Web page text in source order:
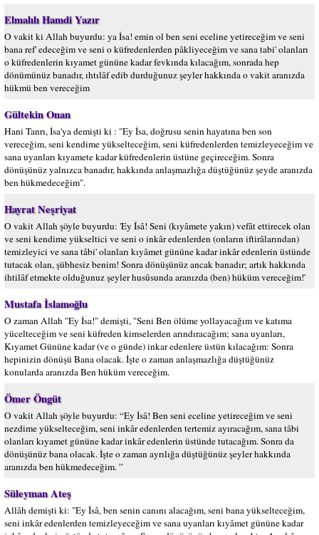
Elmalılı Hamdi Yazır
O vakit ki Allah buyurdu: ya İsa! emin ol ben seni eceline yetireceğim ve seni
bana ref' edeceğim ve seni o küfredenlerden pâkliyeceğim ve sana tabi' olanları
o küfredenlerin kıyamet gününe kadar fevkında kılacağım, sonrada hep
dönümünüz banadır, ıhtılâf edib durduğunuz şeyler hakkında o vakit aranızda
hükmü ben vereceğim
Gültekin Onan
Hani Tanrı, İsa'ya demişti ki : "Ey İsa, doğrusu senin hayatına ben son
vereceğim, seni kendime yükselteceğim, seni küfredenlerden temizleyeceğim ve
sana uyanları kıyamete kadar küfredenlerin üstüne geçireceğim. Sonra
dönüşünüz yalnızca banadır, hakkında anlaşmazlığa düştüğünüz şeyde aranızda
ben hükmedeceğim".
Hayrat Neşriyat
O vakit Allah şöyle buyurdu: 'Ey Îsâ! Seni (kıyâmete yakın) vefât ettirecek olan
ve seni kendime yükseltici ve seni o inkâr edenlerden (onların iftirâlarından)
temizleyici ve sana tâbi' olanları kıyâmet gününe kadar inkâr edenlerin üstünde
tutacak olan, şübhesiz benim! Sonra dönüşünüz ancak banadır; artık hakkında
ihtilâf etmekte olduğunuz şeyler husûsunda aranızda (ben) hüküm vereceğim!'
Mustafa İslamoğlu
O zaman Allah "Ey İsa!" demişti, "Seni Ben ölüme yollayacağım ve katıma
yücelteceğim ve seni küfreden kimselerden arındıracağım; sana uyanları,
Kıyamet Gününe kadar (ve o günde) inkar edenlere üstün kılacağım: Sonra
hepinizin dönüşü Bana olacak. İşte o zaman anlaşmazlığa düştüğünüz
konularda aranızda Ben hüküm vereceğim.
Ömer Öngüt
O vakit Allah şöyle buyurdu: “Ey İsâ! Ben seni eceline yetireceğim ve seni
nezdime yükselteceğim, seni inkâr edenlerden tertemiz ayıracağım, sana tâbi
olanları kıyamet gününe kadar inkâr edenlerin üstünde tutacağım. Sonra da
dönüşünüz bana olacak. İşte o zaman ayrılığa düştüğünüz şeyler hakkında
aranızda ben hükmedeceğim. ”
Süleyman Ateş
Allâh demişti ki: "Ey Îsâ, ben senin canını alacağım, seni bana yükselteceğim,
seni inkâr edenlerden temizleyeceğim ve sana uyanları kıyâmet gününe kadar